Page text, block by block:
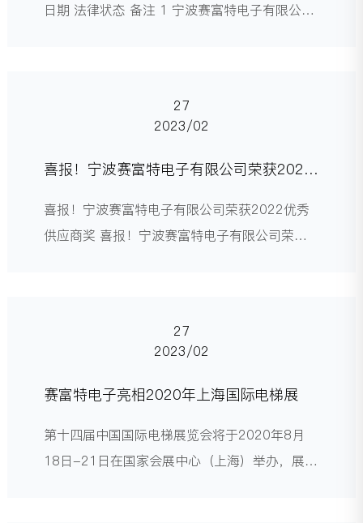
日期 法律状态 备注 1 宁波赛富特电子有限公司
光幕 实用新型 2018.12.18 专利权维持 3 宁波
摸式二合一红外线电梯光
27
2023/02
喜报！宁波赛富特电子有限公司荣获2022
喜报！宁波赛富特电子有限公司荣获2022优秀
供应商奖 喜报！宁波赛富特电子有限公司荣获
27
2023/02
赛富特电子亮相2020年上海国际电梯展
第十四届中国国际电梯展览会将于2020年8月
18日-21日在国家会展中心（上海）举办，展览